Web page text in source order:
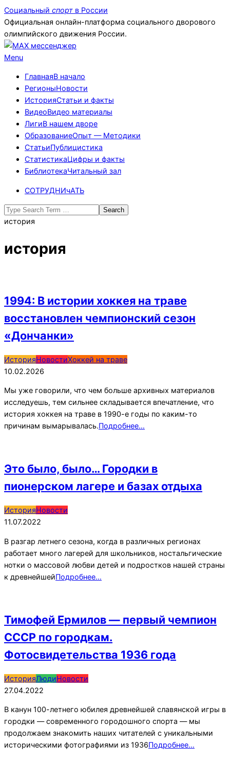
Skip
to
content
Социальный спорт в России
Официальная онлайн-платформа социального дворового
олимпийского движения России.
Primary
Menu
Menu
ГлавнаяВ начало
РегионыНовости
ИсторияСтатьи и факты
ВидеоВидео материалы
ЛигиВ нашем дворе
ОбразованиеОпыт — Методики
СтатьиПублицистика
СтатистикаЦифры и факты
БиблиотекаЧитальный зал
СОТРУДНИчАТЬ
Search
история
история
1994: В истории хоккея на траве
восстановлен чемпионский сезон
«Дончанки»
2026-
02-
ИсторияНовостиХоккей на траве
10.02.2026
Мы уже говорили, что чем больше архивных материалов
исследуешь, тем сильнее складывается впечатление, что
история хоккея на траве в 1990-е годы по каким-то
причинам вымарывалась.Подробнее…
Это было, было… Городки в
пионерском лагере и базах отдыха
2022-
07-
ИсторияНовости
11.07.2022
В разгар летнего сезона, когда в различных регионах
работает много лагерей для школьников, ностальгические
нотки о массовой любви детей и подростков нашей страны
к древнейшейПодробнее…
Тимофей Ермилов — первый чемпион
СССР по городкам.
Фотосвидетельства 1936 года
2022-
04-
ИсторияЛюдиНовости
27.04.2022
В канун 100-летнего юбилея древнейшей славянской игры в
городки — современного городошного спорта — мы
продолжаем знакомить наших читателей с уникальными
историческими фотографиями из 1936Подробнее…